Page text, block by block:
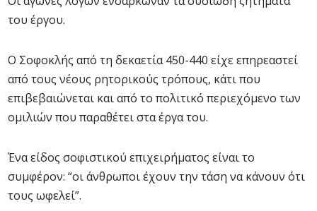
του έργου.
Ο Σοφοκλής από τη δεκαετία 450-440 είχε επηρεαστεί
από τους νέους ρητορικούς τρόπους, κάτι που
επιβεβαιώνεται και από το πολιτικό περιεχόμενο των
ομιλιών που παραθέτει στα έργα του.
Ένα είδος σοφιστικού επιχειρήματος είναι το
συμφέρον: “οι άνθρωποι έχουν την τάση να κάνουν ότι
τους ωφελεί”.